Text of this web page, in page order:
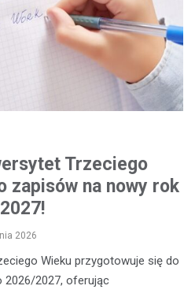
Trzeciego
zapisów na nowy rok
2026
Wieku przygotowuje się do
2026/2027, oferując